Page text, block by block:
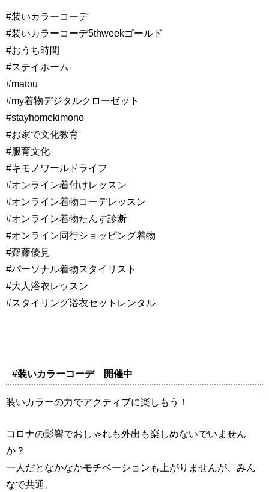
#装いカラーコーデ
#装いカラーコーデ5thweekゴールド
#おうち時間
#ステイホーム
#matou
#my着物デジタルクローゼット
#stayhomekimono
#お家で文化教育
#服育文化
#キモノワールドライフ
#オンライン着付けレッスン
#オンライン着物コーデレッスン
#オンライン着物たんす診断
#オンライン同行ショッピング着物
#齋藤優見
#パーソナル着物スタイリスト
#大人浴衣レッスン
#スタイリング浴衣セットレンタル
#装いカラーコーデ 開催中
装いカラーの力でアクティブに楽しもう！
コロナの影響でおしゃれも外出も楽しめないでいません
か？
一人だとなかなかモチベーションも上がりませんが、みん
なで共通、